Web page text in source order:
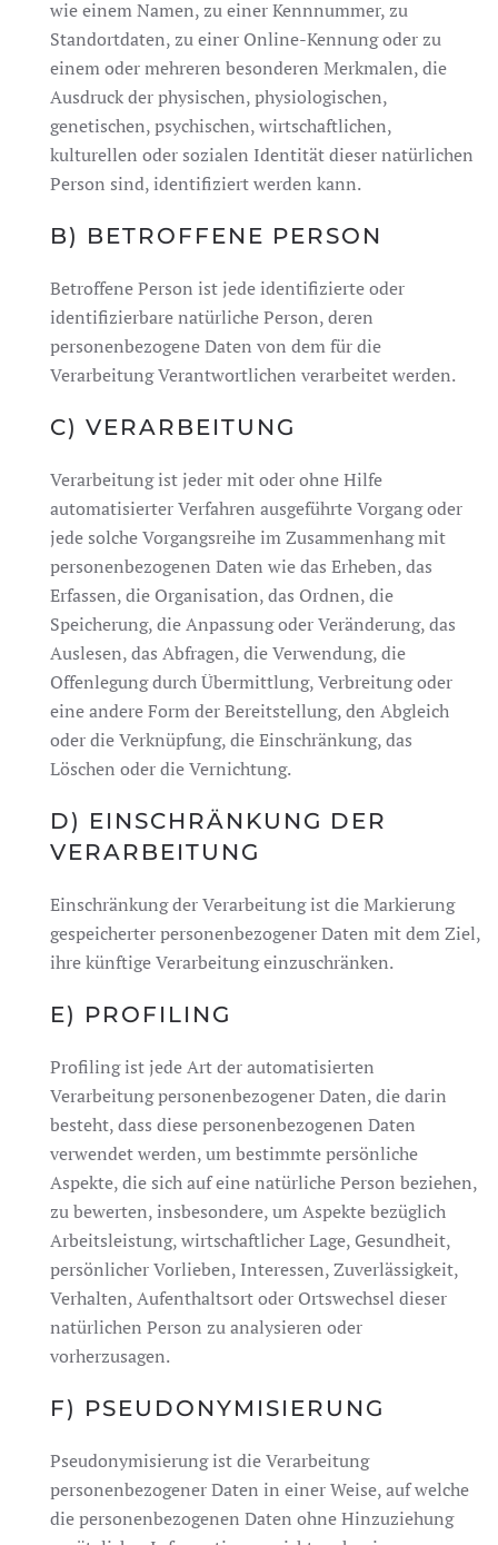
wie einem Namen, zu einer Kennnummer, zu
Standortdaten, zu einer Online-Kennung oder zu
einem oder mehreren besonderen Merkmalen, die
Ausdruck der physischen, physiologischen,
genetischen, psychischen, wirtschaftlichen,
kulturellen oder sozialen Identität dieser natürlichen
Person sind, identifiziert werden kann.
B) BETROFFENE PERSON
Betroffene Person ist jede identifizierte oder
identifizierbare natürliche Person, deren
personenbezogene Daten von dem für die
Verarbeitung Verantwortlichen verarbeitet werden.
C) VERARBEITUNG
Verarbeitung ist jeder mit oder ohne Hilfe
automatisierter Verfahren ausgeführte Vorgang oder
jede solche Vorgangsreihe im Zusammenhang mit
personenbezogenen Daten wie das Erheben, das
Erfassen, die Organisation, das Ordnen, die
Speicherung, die Anpassung oder Veränderung, das
Auslesen, das Abfragen, die Verwendung, die
Offenlegung durch Übermittlung, Verbreitung oder
eine andere Form der Bereitstellung, den Abgleich
oder die Verknüpfung, die Einschränkung, das
Löschen oder die Vernichtung.
D) EINSCHRÄNKUNG DER
VERARBEITUNG
Einschränkung der Verarbeitung ist die Markierung
gespeicherter personenbezogener Daten mit dem Ziel,
ihre künftige Verarbeitung einzuschränken.
E) PROFILING
Profiling ist jede Art der automatisierten
Verarbeitung personenbezogener Daten, die darin
besteht, dass diese personenbezogenen Daten
verwendet werden, um bestimmte persönliche
Aspekte, die sich auf eine natürliche Person beziehen,
zu bewerten, insbesondere, um Aspekte bezüglich
Arbeitsleistung, wirtschaftlicher Lage, Gesundheit,
persönlicher Vorlieben, Interessen, Zuverlässigkeit,
Verhalten, Aufenthaltsort oder Ortswechsel dieser
natürlichen Person zu analysieren oder
vorherzusagen.
F) PSEUDONYMISIERUNG
Pseudonymisierung ist die Verarbeitung
personenbezogener Daten in einer Weise, auf welche
die personenbezogenen Daten ohne Hinzuziehung